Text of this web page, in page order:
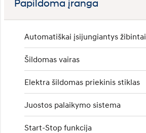
Papildoma įranga
Automatiškai įsijungiantys žibintai
Šildomas vairas
Elektra šildomas priekinis stiklas
Juostos palaikymo sistema
Start-Stop funkcija